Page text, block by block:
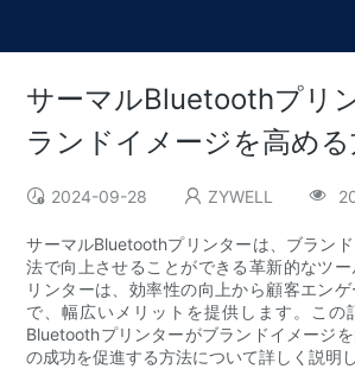
サーマルBluetoothプリ
ランドイメージを高め
2024-09-28 ZYWELL
サーマルBluetoothプリンターは、ブラン
法で向上させることができる革新的なツ
リンターは、効率性の向上から顧客エン
で、幅広いメリットを提供します。この
Bluetoothプリンターがブランドイメージ
の成功を促進する方法について詳しく説明し